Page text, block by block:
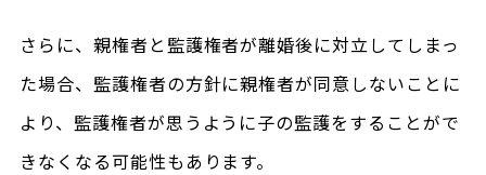
さらに、親権者と監護権者が離婚後に対立してしまっ
た場合、監護権者の方針に親権者が同意しないことに
より、監護権者が思うように子の監護をすることがで
きなくなる可能性もあります。